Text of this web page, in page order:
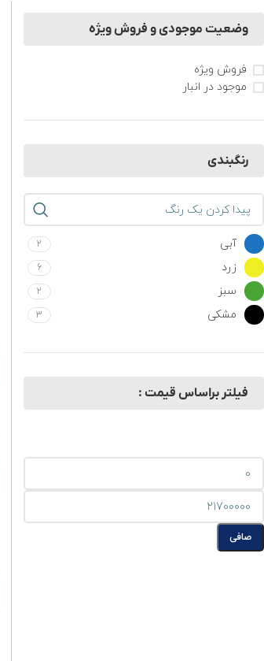
وضعیت موجودی و فروش ویژه
فروش ویژه
موجود در انبار
رنگبندی
آبی 2
زرد 6
سبز 2
مشکی 3
فیلتر براساس قیمت :
صافی